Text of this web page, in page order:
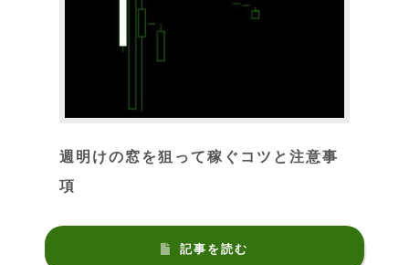
週明けの窓を狙って稼ぐコツと注意事
項
記事を読む